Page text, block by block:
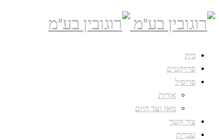
בית
פרויקטים
פרופיל
אודות
מאז ועד היום
צור קשר
עברית